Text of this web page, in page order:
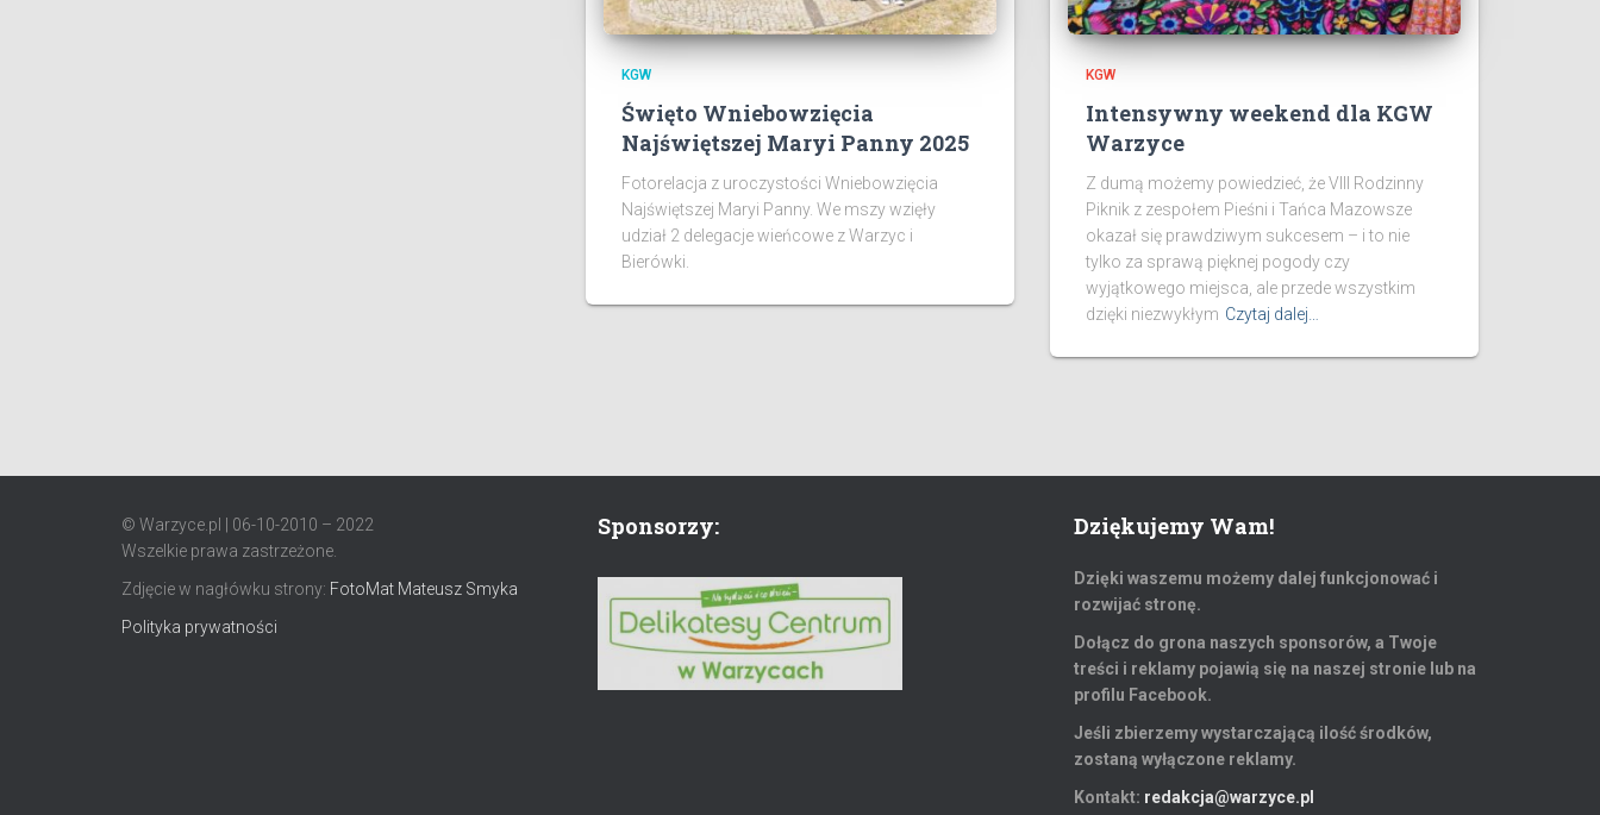
KGW
Święto Wniebowzięcia
Najświętszej Maryi Panny 2025
Fotorelacja z uroczystości Wniebowzięcia
Najświętszej Maryi Panny. We mszy wzięły
udział 2 delegacje wieńcowe z Warzyc i
Bierówki.
KGW
Intensywny weekend dla KGW
Warzyce
Z dumą możemy powiedzieć, że VIII Rodzinny
Piknik z zespołem Pieśni i Tańca Mazowsze
okazał się prawdziwym sukcesem – i to nie
tylko za sprawą pięknej pogody czy
wyjątkowego miejsca, ale przede wszystkim
dzięki niezwykłym Czytaj dalej…
© Warzyce.pl | 06-10-2010 – 2022
Wszelkie prawa zastrzeżone.
Zdjęcie w nagłówku strony: FotoMat Mateusz Smyka
Polityka prywatności
Sponsorzy: Dziękujemy Wam!
Dzięki waszemu możemy dalej funkcjonować i
rozwijać stronę.
Dołącz do grona naszych sponsorów, a Twoje
treści i reklamy pojawią się na naszej stronie lub na
profilu Facebook.
Jeśli zbierzemy wystarczającą ilość środków,
zostaną wyłączone reklamy.
Kontakt: redakcja@warzyce.pl